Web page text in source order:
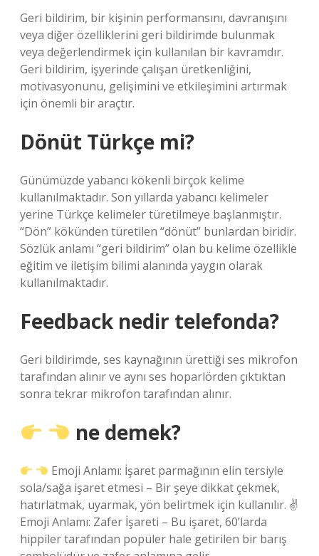
Geri bildirim, bir kişinin performansını, davranışını
veya diğer özelliklerini geri bildirimde bulunmak
veya değerlendirmek için kullanılan bir kavramdır.
Geri bildirim, işyerinde çalışan üretkenliğini,
motivasyonunu, gelişimini ve etkileşimini artırmak
için önemli bir araçtır.
Dönüt Türkçe mi?
Günümüzde yabancı kökenli birçok kelime
kullanılmaktadır. Son yıllarda yabancı kelimeler
yerine Türkçe kelimeler türetilmeye başlanmıştır.
“Dön” kökünden türetilen “dönüt” bunlardan biridir.
Sözlük anlamı “geri bildirim” olan bu kelime özellikle
eğitim ve iletişim bilimi alanında yaygın olarak
kullanılmaktadır.
Feedback nedir telefonda?
Geri bildirimde, ses kaynağının ürettiği ses mikrofon
tarafından alınır ve aynı ses hoparlörden çıktıktan
sonra tekrar mikrofon tarafından alınır.
ne demek?
Emoji Anlamı: İşaret parmağının elin tersiyle
sola/sağa işaret etmesi – Bir şeye dikkat çekmek,
hatırlatmak, uyarmak, yön belirtmek için kullanılır. ✌
Emoji Anlamı: Zafer İşareti – Bu işaret, 60’larda
hippiler tarafından popüler hale getirilen bir barış